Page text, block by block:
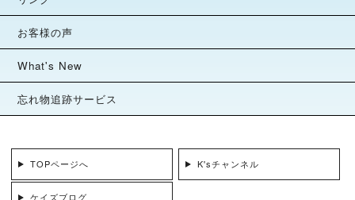
お客様の声
What's New
忘れ物追跡サービス
TOPページへ K'sチャンネル
ケイズブログ